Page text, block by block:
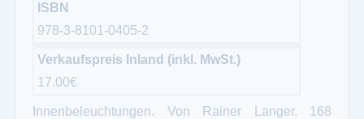
ISBN
978-3-8101-0405-2
Verkaufspreis Inland (inkl. MwSt.)
17.00€
Innenbeleuchtungen. Von Rainer Langer. 168